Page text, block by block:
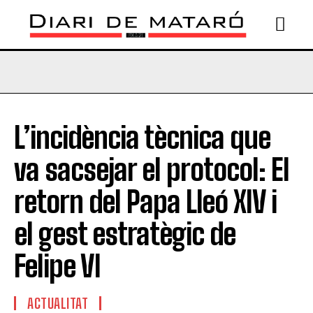
L’incidència tècnica que
va sacsejar el protocol: El
retorn del Papa Lleó XIV i
el gest estratègic de
Felipe VI
ACTUALITAT